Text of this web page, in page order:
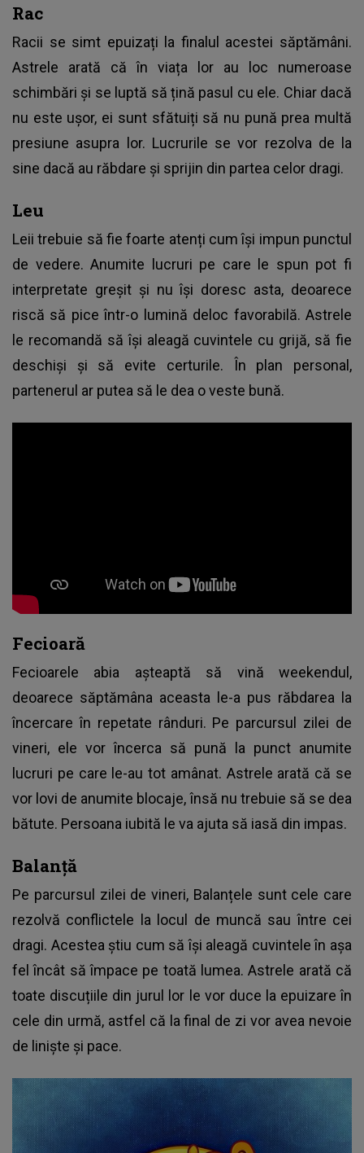
Rac
Racii se simt epuizați la finalul acestei săptămâni.
Astrele arată că în viața lor au loc numeroase
schimbări și se luptă să țină pasul cu ele. Chiar dacă
nu este ușor, ei sunt sfătuiți să nu pună prea multă
presiune asupra lor. Lucrurile se vor rezolva de la
sine dacă au răbdare și sprijin din partea celor dragi.
Leu
Leii trebuie să fie foarte atenți cum își impun punctul
de vedere. Anumite lucruri pe care le spun pot fi
interpretate greșit și nu își doresc asta, deoarece
riscă să pice într-o lumină deloc favorabilă. Astrele
le recomandă să își aleagă cuvintele cu grijă, să fie
deschiși și să evite certurile. În plan personal,
partenerul ar putea să le dea o veste bună.
Fecioară
Fecioarele abia așteaptă să vină weekendul,
deoarece săptămâna aceasta le-a pus răbdarea la
încercare în repetate rânduri. Pe parcursul zilei de
vineri, ele vor încerca să pună la punct anumite
lucruri pe care le-au tot amânat. Astrele arată că se
vor lovi de anumite blocaje, însă nu trebuie să se dea
bătute. Persoana iubită le va ajuta să iasă din impas.
Balanță
Pe parcursul zilei de vineri, Balanțele sunt cele care
rezolvă conflictele la locul de muncă sau între cei
dragi. Acestea știu cum să își aleagă cuvintele în așa
fel încât să împace pe toată lumea. Astrele arată că
toate discuțiile din jurul lor le vor duce la epuizare în
cele din urmă, astfel că la final de zi vor avea nevoie
de liniște și pace.